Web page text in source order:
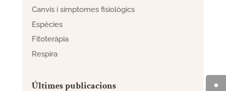
Canvis i símptomes fisiològics
Espècies
Fitoteràpia
Respira
Últimes publicacions